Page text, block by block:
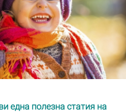
една полезна статия на